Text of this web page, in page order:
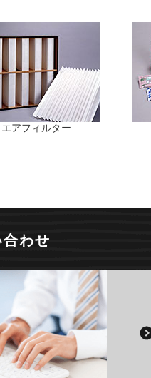
エアフィルター
わせ